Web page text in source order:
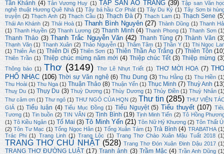
Tần Khánh (4) Tân Vương Huy (1) TẬP SAN ÁO TRẮNG (39) Tập san Văn
nghệ thuật Hương Quê Nhà (1) Tây bá hầu Cơ Phát (1) Tây Du Ký (1) Tây Sơn bi
truyện (2) Thạch Anh (2) Thạch Cầu (1) Thạch Đà (7) Thạch Lam (1) Thạch Sene
Thái An Khánh (2) Thái Hoà (1) Thanh Bình Nguyên (27) Thành Dũng (1) Thanh
(1) Thanh Huyền (2) Thanh Lương (2) Thanh Minh (4) Thanh Phong (1) Thanh Sơn
Thanh Thảo (3) Thanh Trắc Nguyễn Văn (42) Thanh Tùng (7) Thành Văn
Thạnh Văn (1) Thanh Xuân (2) Thảo Nguyễn (1) Thâm Tâm (1) Thần Y (1) Thi Ngọc
(1) Thiên Ân (1) Thiên Di (5) Thiên Sơn (1) Thiên Thần Áo Trắng (7) Thiên Tôn
Thiên Trần (1) Thiệp chúc mừng năm mới (4) Thiệp chúc Tết (3) Thiệp mừng
Thông báo (1) Thơ (3149) Thơ Lê Nhựt Triết (1) THƠ MỜI HOẠ (7)
PHỔ NHẠC (106) Thời sự Văn nghệ (6) Thu Dung (3) Thu Hằng (1) Thu Hiền
Thu Hoài (1) Thu Nga (1) Thuận Thảo (8) Thuận Yến (1) Thục Minh (7) Thuỳ Anh
Thuỵ Du (1) Thụy Du (3) Thuỳ Dương (1) Thùy Dương (1) Thủy Điền (1) Thuỳ Nhân
Thư cảm ơn (1) Thư ngỏ (1) THƯ NGỎ CỦA HQN (2) Thư tin (285) THƯ VIỆN
GIẢ (1) Tiểu luận (4) Tiểu Mục Đồng (1) Tiểu Nguyệt (5) Tiểu thuyết (107)
Tương (1) Tin buồn (2) TIN VĂN (2) Tịnh Bình (19) Tịnh Minh Tiến (2) Tô Hồng
(1) Tô Kiều Ngân (1) Tố Mai (3) Tô Minh Yến (21) Tôn Nữ Hỷ Khương (2) Tôn Thất
(2) Tôn Tư Mạc (1) Tống Ngọc Hân (1) Tống Xuân Tám (1) Trà Bình (4) TRABATHA
Trác Phi (1) Trang Linh (1) Trang Lộc (1) Trang Thơ Chào Xuân Mậu Tuất 2018
TRANG THƠ CHỦ NHẬT (528) Trang Thơ Đón Xuân Đinh Dậu 2017
TRANG THƠ ĐƯỜNG LUẬT (17) Tranh ảnh (3) Trầm Mặc (4) Trần Anh Dũng